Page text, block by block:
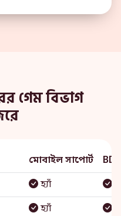
গেম বিভাগ
মোবাইল সাপোর্ট
হ্যাঁ
হ্যাঁ